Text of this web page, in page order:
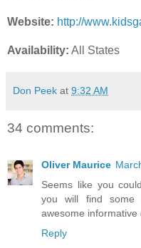
Website: http://
Availability: All States
Don Peek at 9:32 AM
34 comments:
Oliver Maurice
Seems like you
you will find
awesome informative
Reply